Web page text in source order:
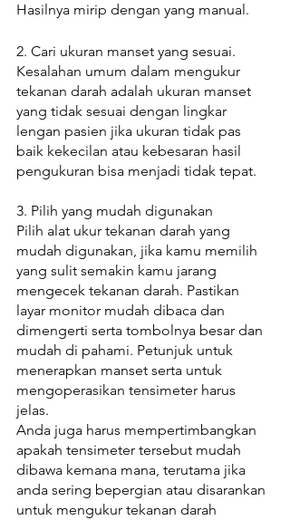
Hasilnya mirip dengan yang manual.
2. Cari ukuran manset yang sesuai.
Kesalahan umum dalam mengukur
tekanan darah adalah ukuran manset
yang tidak sesuai dengan lingkar
lengan pasien jika ukuran tidak pas
baik kekecilan atau kebesaran hasil
pengukuran bisa menjadi tidak tepat.
3. Pilih yang mudah digunakan
Pilih alat ukur tekanan darah yang
mudah digunakan, jika kamu memilih
yang sulit semakin kamu jarang
mengecek tekanan darah. Pastikan
layar monitor mudah dibaca dan
dimengerti serta tombolnya besar dan
mudah di pahami. Petunjuk untuk
menerapkan manset serta untuk
mengoperasikan tensimeter harus
jelas.
Anda juga harus mempertimbangkan
apakah tensimeter tersebut mudah
dibawa kemana mana, terutama jika
anda sering bepergian atau disarankan
untuk mengukur tekanan darah